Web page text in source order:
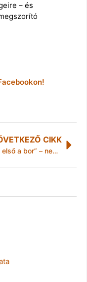
– és
CIKK
„Az első a bor” – nemzetközi jelentőségű program épül Tokaj-Hegyalján